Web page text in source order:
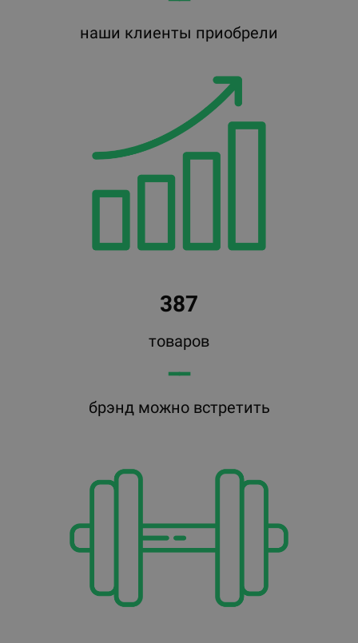
наши клиенты приобрели
387
товаров
━━
брэнд можно встретить